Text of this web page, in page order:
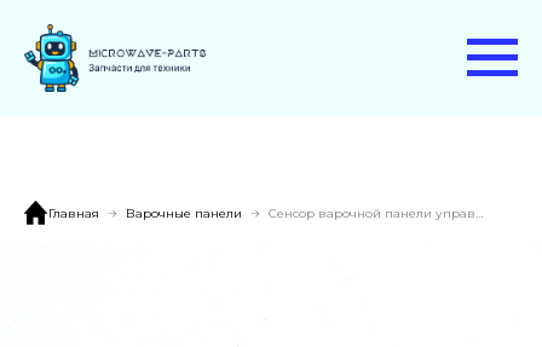
Главная Варочные панели